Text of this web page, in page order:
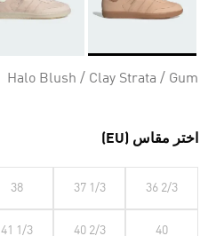
Halo Blush / Clay Strata / Gum
اختر مقاس (EU)
36 2/3
37 1/3
38
40
40 2/3
41 1/3